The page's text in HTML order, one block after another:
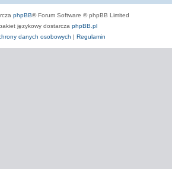
phpBB® Forum Software © phpBB Limited
językowy dostarcza phpBB.pl
danych osobowych | Regulamin